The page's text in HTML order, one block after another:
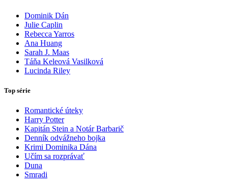
Dominik Dán
Julie Caplin
Rebecca Yarros
Ana Huang
Sarah J. Maas
Táňa Keleová Vasilková
Lucinda Riley
Top série
Romantické úteky
Harry Potter
Kapitán Stein a Notár Barbarič
Denník odvážneho bojka
Krimi Dominika Dána
Učím sa rozprávať
Duna
Smradi